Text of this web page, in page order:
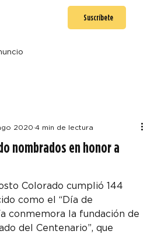
Suscríbete
nombrados en honor a
2020 4 min de lectura
Colorado cumplió 144
como el “Día de
conmemora la fundación de
del Centenario”, que